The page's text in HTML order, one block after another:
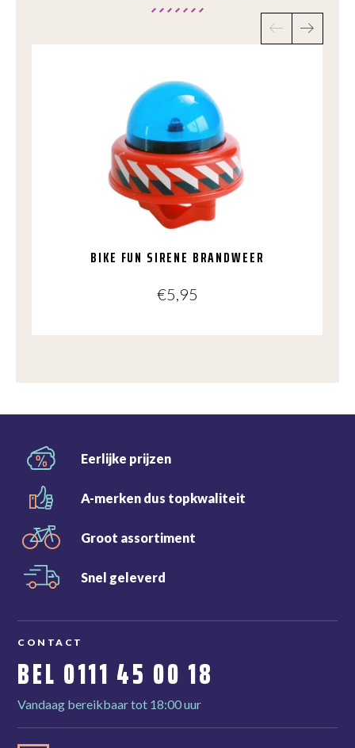
BIKE FUN SIRENE BRANDWEER
€5,95
Eerlijke prijzen
A-merken dus topkwaliteit
Groot assortiment
Snel geleverd
CONTACT
BEL 0111 45 00 18
Vandaag bereikbaar tot 18:00 uur